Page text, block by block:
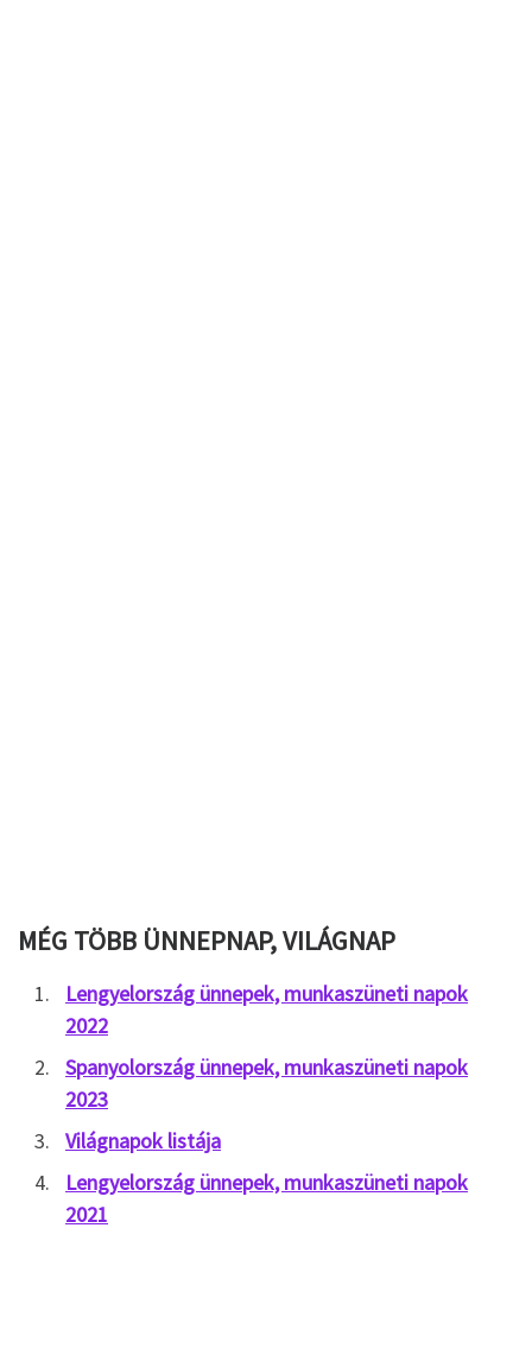
MÉG TÖBB ÜNNEPNAP, VILÁGNAP
Lengyelország ünnepek, munkaszüneti napok
2022
Spanyolország ünnepek, munkaszüneti napok
2023
Világnapok listája
Lengyelország ünnepek, munkaszüneti napok
2021